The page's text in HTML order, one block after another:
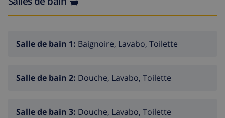
Salle de bain 1: Baignoire, Lavabo, Toilette
Salle de bain 2: Douche, Lavabo, Toilette
Salle de bain 3: Douche, Lavabo, Toilette